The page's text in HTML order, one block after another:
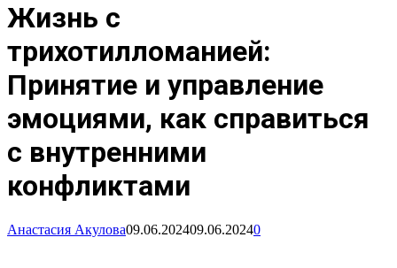
Жизнь с
трихотилломанией:
Принятие и управление
эмоциями, как справиться
с внутренними
конфликтами
Анастасия Акулова09.06.202409.06.20240